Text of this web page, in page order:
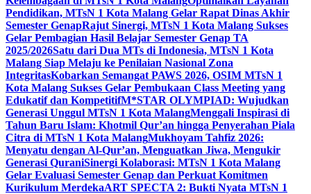
Pendidikan, MTsN 1 Kota Malang Gelar Rapat Dinas Akhir
Semester GenapRajut Sinergi, MTsN 1 Kota Malang Sukses
Gelar Pembagian Hasil Belajar Semester Genap TA
2025/2026Satu dari Dua MTs di Indonesia, MTsN 1 Kota
Malang Siap Melaju ke Penilaian Nasional Zona
IntegritasKobarkan Semangat PAWS 2026, OSIM MTsN 1
Kota Malang Sukses Gelar Pembukaan Class Meeting yang
Edukatif dan KompetitifM*STAR OLYMPIAD: Wujudkan
Generasi Unggul MTsN 1 Kota MalangMenggali Inspirasi di
Tahun Baru Islam: Khotmil Qur’an hingga Penyerahan Piala
Citra di MTsN 1 Kota MalangMukhoyam Tahfiz 2026:
Menyatu dengan Al-Qur’an, Menguatkan Jiwa, Mengukir
Generasi QuraniSinergi Kolaborasi: MTsN 1 Kota Malang
Gelar Evaluasi Semester Genap dan Perkuat Komitmen
Kurikulum MerdekaART SPECTA 2: Bukti Nyata MTsN 1